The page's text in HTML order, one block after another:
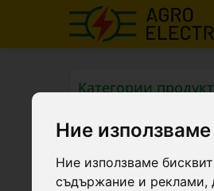
Ние
Ние използваме
съдържание и реклами,
Категории
Енергизатори
(Генератори на
Пакети за